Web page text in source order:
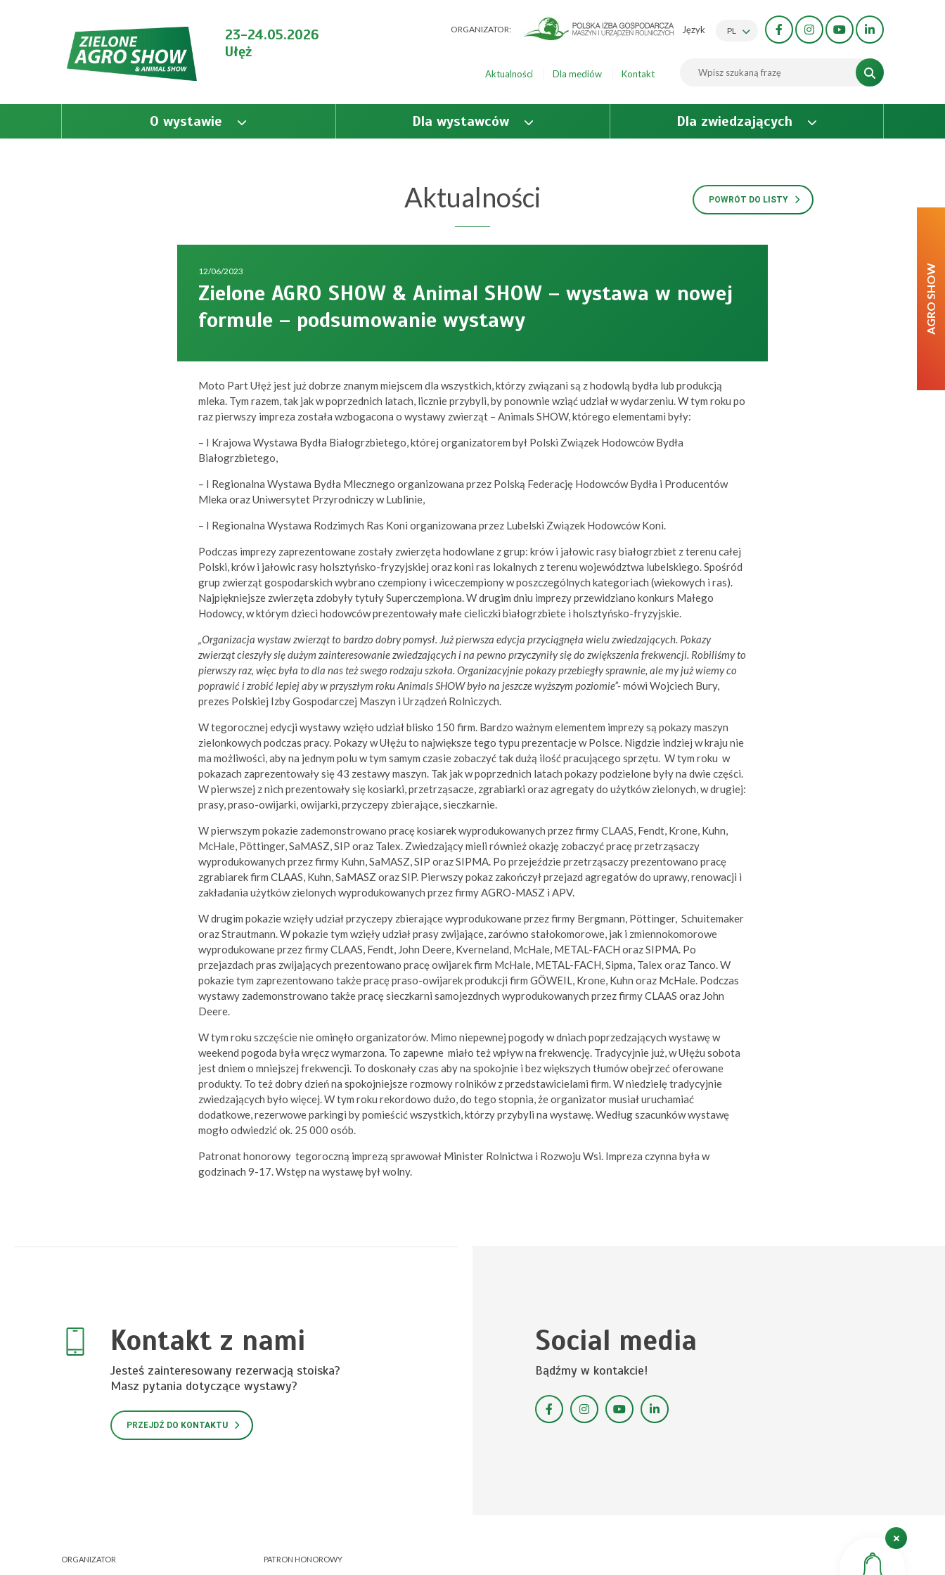
AGRO SHOW
23-24.05.2026
Ułęż
ORGANIZATOR: Język PL
Aktualności Dla mediów Kontakt
O wystawie Dla wystawców Dla zwiedzających
Aktualności POWRÓT DO LISTY
12/06/2023
Zielone AGRO SHOW & Animal SHOW – wystawa w nowej
formule – podsumowanie wystawy
Moto Part Ułęż jest już dobrze znanym miejscem dla wszystkich, którzy związani są z hodowlą bydła lub produkcją
mleka. Tym razem, tak jak w poprzednich latach, licznie przybyli, by ponownie wziąć udział w wydarzeniu. W tym roku po
raz pierwszy impreza została wzbogacona o wystawy zwierząt – Animals SHOW, którego elementami były:
– I Krajowa Wystawa Bydła Białogrzbietego, której organizatorem był Polski Związek Hodowców Bydła
Białogrzbietego,
– I Regionalna Wystawa Bydła Mlecznego organizowana przez Polską Federację Hodowców Bydła i Producentów
Mleka oraz Uniwersytet Przyrodniczy w Lublinie,
– I Regionalna Wystawa Rodzimych Ras Koni organizowana przez Lubelski Związek Hodowców Koni.
Podczas imprezy zaprezentowane zostały zwierzęta hodowlane z grup: krów i jałowic rasy białogrzbiet z terenu całej
Polski, krów i jałowic rasy holsztyńsko-fryzyjskiej oraz koni ras lokalnych z terenu województwa lubelskiego. Spośród
grup zwierząt gospodarskich wybrano czempiony i wiceczempiony w poszczególnych kategoriach (wiekowych i ras).
Najpiękniejsze zwierzęta zdobyły tytuły Superczempiona. W drugim dniu imprezy przewidziano konkurs Małego
Hodowcy, w którym dzieci hodowców prezentowały małe cieliczki białogrzbiete i holsztyńsko-fryzyjskie.
„Organizacja wystaw zwierząt to bardzo dobry pomysł. Już pierwsza edycja przyciągnęła wielu zwiedzających. Pokazy
zwierząt cieszyły się dużym zainteresowanie zwiedzających i na pewno przyczyniły się do zwiększenia frekwencji. Robiliśmy to
pierwszy raz, więc była to dla nas też swego rodzaju szkoła. Organizacyjnie pokazy przebiegły sprawnie, ale my już wiemy co
poprawić i zrobić lepiej aby w przyszłym roku Animals SHOW było na jeszcze wyższym poziomie”-mówi Wojciech Bury,
prezes Polskiej Izby Gospodarczej Maszyn i Urządzeń Rolniczych.
W tegorocznej edycji wystawy wzięło udział blisko 150 firm. Bardzo ważnym elementem imprezy są pokazy maszyn
zielonkowych podczas pracy. Pokazy w Ułężu to największe tego typu prezentacje w Polsce. Nigdzie indziej w kraju nie
ma możliwości, aby na jednym polu w tym samym czasie zobaczyć tak dużą ilość pracującego sprzętu. W tym roku w
pokazach zaprezentowały się 43 zestawy maszyn. Tak jak w poprzednich latach pokazy podzielone były na dwie części.
W pierwszej z nich prezentowały się kosiarki, przetrząsacze, zgrabiarki oraz agregaty do użytków zielonych, w drugiej:
prasy, praso-owijarki, owijarki, przyczepy zbierające, sieczkarnie.
W pierwszym pokazie zademonstrowano pracę kosiarek wyprodukowanych przez firmy CLAAS, Fendt, Krone, Kuhn,
McHale, Pöttinger, SaMASZ, SIP oraz Talex. Zwiedzający mieli również okazję zobaczyć pracę przetrząsaczy
wyprodukowanych przez firmy Kuhn, SaMASZ, SIP oraz SIPMA. Po przejeździe przetrząsaczy prezentowano pracę
zgrabiarek firm CLAAS, Kuhn, SaMASZ oraz SIP. Pierwszy pokaz zakończył przejazd agregatów do uprawy, renowacji i
zakładania użytków zielonych wyprodukowanych przez firmy AGRO-MASZ i APV.
W drugim pokazie wzięły udział przyczepy zbierające wyprodukowane przez firmy Bergmann, Pöttinger, Schuitemaker
oraz Strautmann. W pokazie tym wzięły udział prasy zwijające, zarówno stałokomorowe, jak i zmiennokomorowe
wyprodukowane przez firmy CLAAS, Fendt, John Deere, Kverneland, McHale, METAL-FACH oraz SIPMA. Po
przejazdach pras zwijających prezentowano pracę owijarek firm McHale, METAL-FACH, Sipma, Talex oraz Tanco. W
pokazie tym zaprezentowano także pracę praso-owijarek produkcji firm GӦWEIL, Krone, Kuhn oraz McHale. Podczas
wystawy zademonstrowano także pracę sieczkarni samojezdnych wyprodukowanych przez firmy CLAAS oraz John
Deere.
W tym roku szczęście nie ominęło organizatorów. Mimo niepewnej pogody w dniach poprzedzających wystawę w
weekend pogoda była wręcz wymarzona. To zapewne miało też wpływ na frekwencję. Tradycyjnie już, w Ułężu sobota
jest dniem o mniejszej frekwencji. To doskonały czas aby na spokojnie i bez większych tłumów obejrzeć oferowane
produkty. To też dobry dzień na spokojniejsze rozmowy rolników z przedstawicielami firm. W niedzielę tradycyjnie
zwiedzających było więcej. W tym roku rekordowo dużo, do tego stopnia, że organizator musiał uruchamiać
dodatkowe, rezerwowe parkingi by pomieścić wszystkich, którzy przybyli na wystawę. Według szacunków wystawę
mogło odwiedzić ok. 25 000 osób.
Patronat honorowy tegoroczną imprezą sprawował Minister Rolnictwa i Rozwoju Wsi. Impreza czynna była w
godzinach 9-17. Wstęp na wystawę był wolny.
Kontakt z nami
Jesteś zainteresowany rezerwacją stoiska?
Masz pytania dotyczące wystawy?
PRZEJDŹ DO KONTAKTU
Social media
Bądźmy w kontakcie!
ORGANIZATOR PATRON HONOROWY